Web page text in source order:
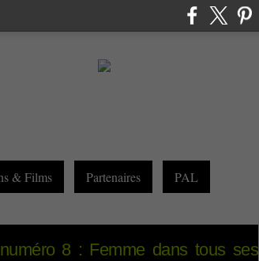
& Films Partenaires PAL
8 : Femme dans tous ses